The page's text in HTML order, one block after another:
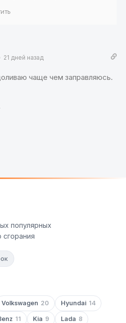
21 дней назад
чаще чем заправляюсь.
популярных
сгорания
Volkswagen 20 Hyundai 14
11 Kia 9 Lada 8